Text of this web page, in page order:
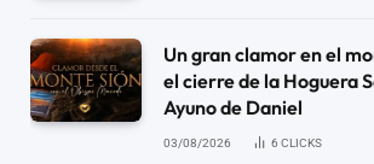
Un gran clamor en el
el cierre de la Hoguera
Ayuno de Daniel
03/08/2026 6 CLICKS